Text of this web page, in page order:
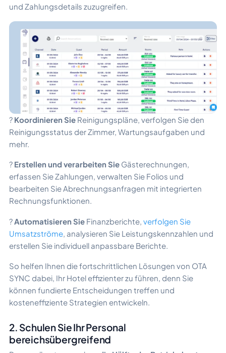
und Zahlungsdetails zuzugreifen.
? Koordinieren Sie Reinigungspläne, verfolgen Sie den
Reinigungsstatus der Zimmer, Wartungsaufgaben und
mehr.
? Erstellen und verarbeiten Sie Gästerechnungen,
erfassen Sie Zahlungen, verwalten Sie Folios und
bearbeiten Sie Abrechnungsanfragen mit integrierten
Rechnungsfunktionen.
? Automatisieren Sie Finanzberichte, verfolgen Sie
Umsatzströme , analysieren Sie Leistungskennzahlen und
erstellen Sie individuell anpassbare Berichte.
So helfen Ihnen die fortschrittlichen Lösungen von OTA
SYNC dabei, Ihr Hotel effizienter zu führen, denn Sie
können fundierte Entscheidungen treffen und
kosteneffiziente Strategien entwickeln.
2. Schulen Sie Ihr Personal
bereichsübergreifend